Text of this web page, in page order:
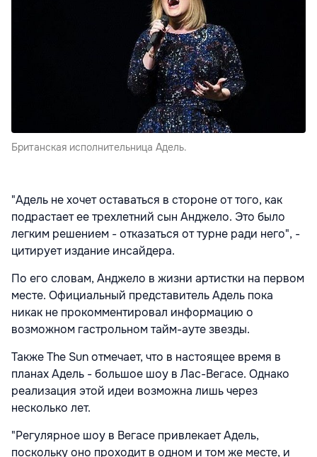
Британская исполнительница Адель.
"Адель не хочет оставаться в стороне от того, как
подрастает ее трехлетний сын Анджело. Это было
легким решением - отказаться от турне ради него", -
цитирует издание инсайдера.
По его словам, Анджело в жизни артистки на первом
месте. Официальный представитель Адель пока
никак не прокомментировал информацию о
возможном гастрольном тайм-ауте звезды.
Также The Sun отмечает, что в настоящее время в
планах Адель - большое шоу в Лас-Вегасе. Однако
реализация этой идеи возможна лишь через
несколько лет.
"Регулярное шоу в Вегасе привлекает Адель,
поскольку оно проходит в одном и том же месте, и